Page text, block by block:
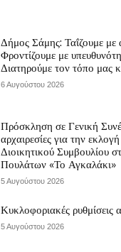
Δήμος Σάμης: Ταΐζουμε
Φροντίζουμε με
Διατηρούμε τον τόπο μας
6 Αυγούστου 2026
Πρόσκληση σε Γενική
αρχαιρεσίες για την
Διοικητικού Συμβουλίου
Πουλάτων «Το Αγκαλάκι»
5 Αυγούστου 2026
Κυκλοφοριακές
5 Αυγούστου 2026